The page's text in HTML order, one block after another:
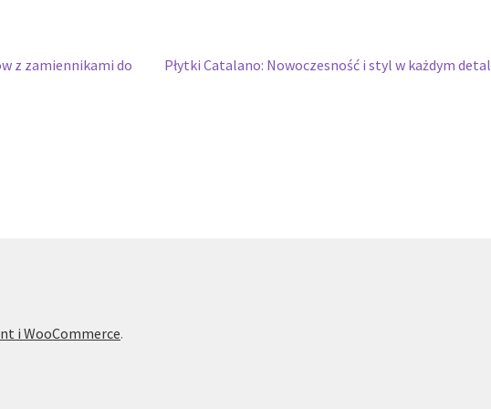
z zamiennikami do
Następny
Płytki Catalano: Nowoczesność i styl w każdym
i WooCommerce.